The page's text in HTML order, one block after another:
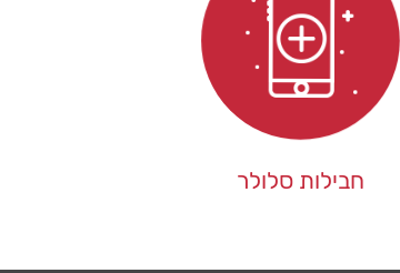
חבילות סלולר